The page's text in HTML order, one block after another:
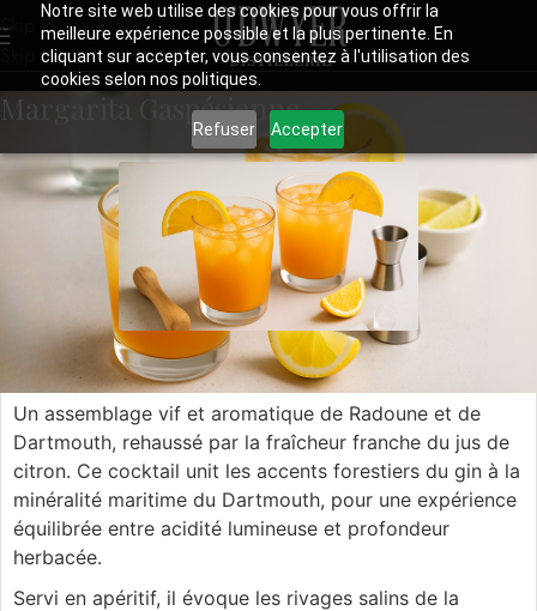
Notre site web utilise des cookies pour vous offrir la
meilleure expérience possible et la plus pertinente. En
cliquant sur accepter, vous consentez à l'utilisation des
cookies selon nos politiques.
Refuser Accepter
Skip to navigation
Skip to main content
Margarita Gaspésienne
Margarita Gaspésienne
Un assemblage vif et aromatique de Radoune et de
Dartmouth, rehaussé par la fraîcheur franche du jus de
citron. Ce cocktail unit les accents forestiers du gin à la
minéralité maritime du Dartmouth, pour une expérience
équilibrée entre acidité lumineuse et profondeur
herbacée.
Servi en apéritif, il évoque les rivages salins de la